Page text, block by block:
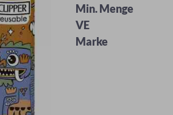
Min. Menge
VE
Marke